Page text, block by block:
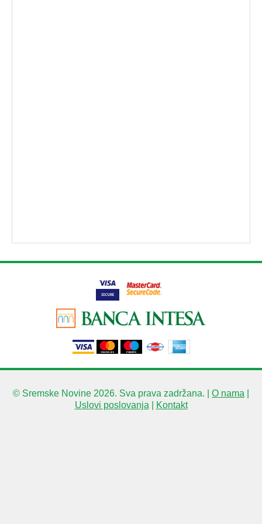
© Sremske Novine 2026. Sva prava zadržana. | O nama
Uslovi poslovanja
Kontakt